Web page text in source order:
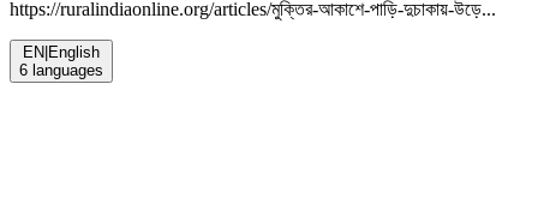
https://ruralindiaonline.org/articles/মুক্তির-আকাশে-পাড়ি-দুচাকায়-উড়ে...
EN English
6 languages